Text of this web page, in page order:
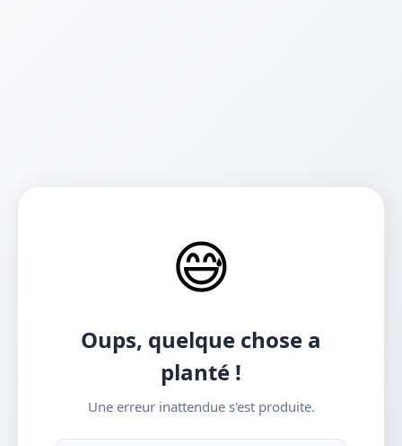
😅
Oups, quelque chose a
planté !
Une erreur inattendue s'est produite.